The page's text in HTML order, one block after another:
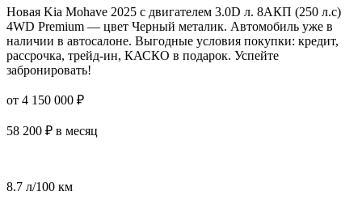
Новая Kia Mohave 2025 с двигателем 3.0D л. 8AКП (250 л.с)
4WD Premium — цвет Черный металик. Автомобиль уже в
наличии в автосалоне. Выгодные условия покупки: кредит,
рассрочка, трейд-ин, КАСКО в подарок. Успейте
забронировать!
от 4 150 000 ₽
58 200 ₽ в месяц
8.7 л/100 км